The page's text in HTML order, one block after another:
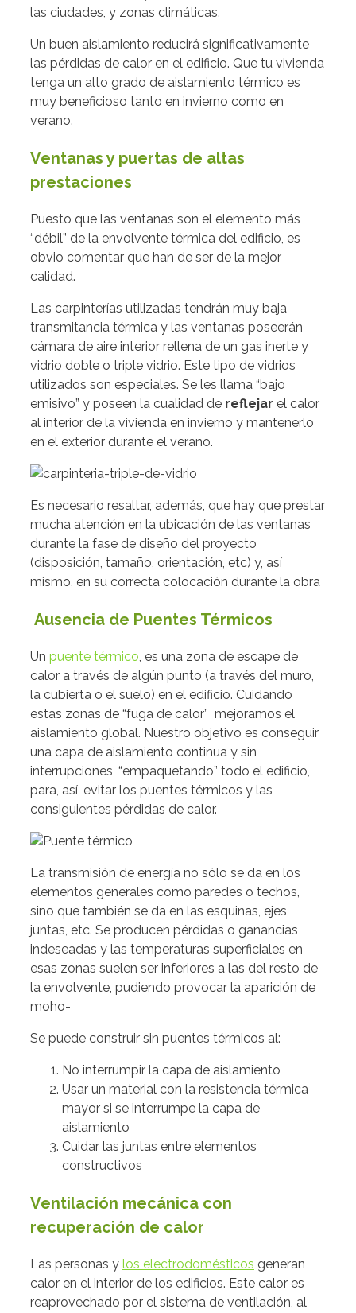
las ciudades, y zonas climáticas.
Un buen aislamiento reducirá significativamente
las pérdidas de calor en el edificio. Que tu vivienda
tenga un alto grado de aislamiento térmico es
muy beneficioso tanto en invierno como en
verano.
Ventanas y puertas de altas
prestaciones
Puesto que las ventanas son el elemento más
“débil” de la envolvente térmica del edificio, es
obvio comentar que han de ser de la mejor
calidad.
Las carpinterías utilizadas tendrán muy baja
transmitancia térmica y las ventanas poseerán
cámara de aire interior rellena de un gas inerte y
vidrio doble o triple vidrio. Este tipo de vidrios
utilizados son especiales. Se les llama “bajo
emisivo” y poseen la cualidad de reflejar el calor
al interior de la vivienda en invierno y mantenerlo
en el exterior durante el verano.
Es necesario resaltar, además, que hay que prestar
mucha atención en la ubicación de las ventanas
durante la fase de diseño del proyecto
(disposición, tamaño, orientación, etc) y, así
mismo, en su correcta colocación durante la obra
Ausencia de Puentes Térmicos
Un puente térmico , es una zona de escape de
calor a través de algún punto (a través del muro,
la cubierta o el suelo) en el edificio. Cuidando
estas zonas de “fuga de calor” mejoramos el
aislamiento global. Nuestro objetivo es conseguir
una capa de aislamiento continua y sin
interrupciones, “empaquetando” todo el edificio,
para, así, evitar los puentes térmicos y las
consiguientes pérdidas de calor.
La transmisión de energía no sólo se da en los
elementos generales como paredes o techos,
sino que también se da en las esquinas, ejes,
juntas, etc. Se producen pérdidas o ganancias
indeseadas y las temperaturas superficiales en
esas zonas suelen ser inferiores a las del resto de
la envolvente, pudiendo provocar la aparición de
moho-
Se puede construir sin puentes térmicos al:
No interrumpir la capa de aislamiento
Usar un material con la resistencia térmica
mayor si se interrumpe la capa de
aislamiento
Cuidar las juntas entre elementos
constructivos
Ventilación mecánica con
recuperación de calor
Las personas y los electrodomésticos generan
calor en el interior de los edificios. Este calor es
reaprovechado por el sistema de ventilación, al